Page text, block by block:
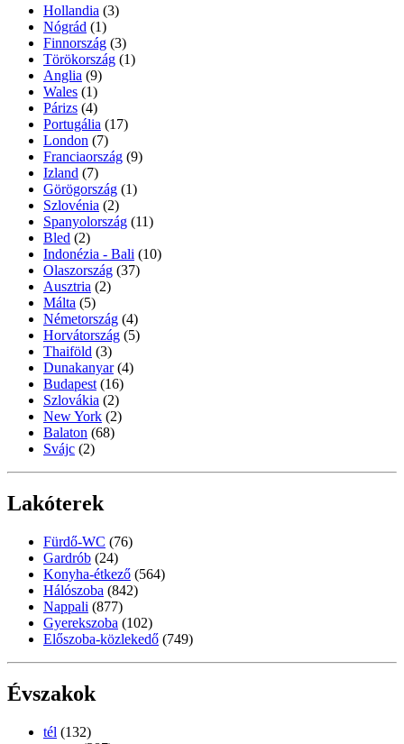
Hollandia (3)
Nógrád (1)
Finnország (3)
Törökország (1)
Anglia (9)
Wales (1)
Párizs (4)
Portugália (17)
London (7)
Franciaország (9)
Izland (7)
Görögország (1)
Szlovénia (2)
Spanyolország (11)
Bled (2)
Indonézia - Bali (10)
Olaszország (37)
Ausztria (2)
Málta (5)
Németország (4)
Horvátország (5)
Thaiföld (3)
Dunakanyar (4)
Budapest (16)
Szlovákia (2)
New York (2)
Balaton (68)
Svájc (2)
Lakóterek
Fürdő-WC (76)
Gardrób (24)
Konyha-étkező (564)
Hálószoba (842)
Nappali (877)
Gyerekszoba (102)
Előszoba-közlekedő (749)
Évszakok
tél (132)